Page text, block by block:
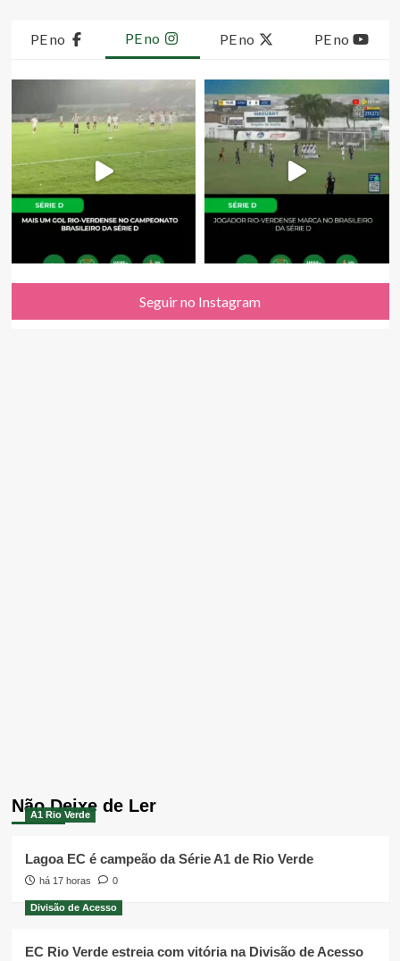
PE no PE no PE no PE no
Seguir no Instagram
Não Deixe de Ler
A1 Rio Verde
Lagoa EC é campeão da Série A1 de Rio Verde
há 17 horas 0
Divisão de Acesso
EC Rio Verde estreia com vitória na Divisão de Acesso